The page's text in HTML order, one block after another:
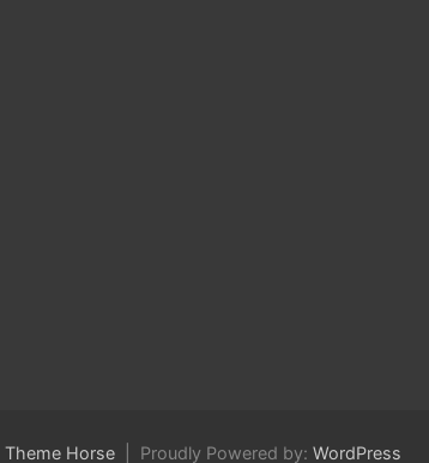
Theme Horse Proudly Powered by: WordPress